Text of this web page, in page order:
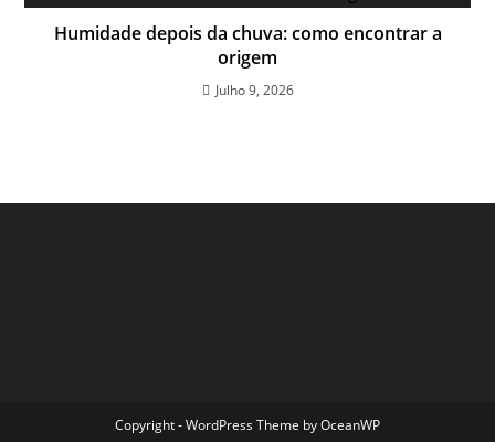
Humidade depois da chuva: como encontrar a
origem
Julho 9, 2026
Copyright - WordPress Theme by OceanWP